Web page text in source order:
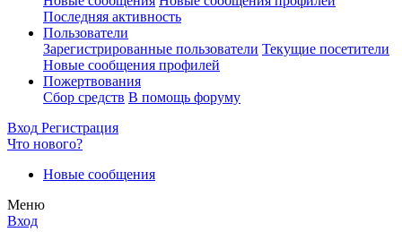
Последняя активность
Пользователи
Зарегистрированные пользователи Текущие посетители
Новые сообщения профилей
Пожертвования
Сбор средств В помощь форуму
Вход Регистрация
Что нового?
Новые сообщения
Меню
Вход